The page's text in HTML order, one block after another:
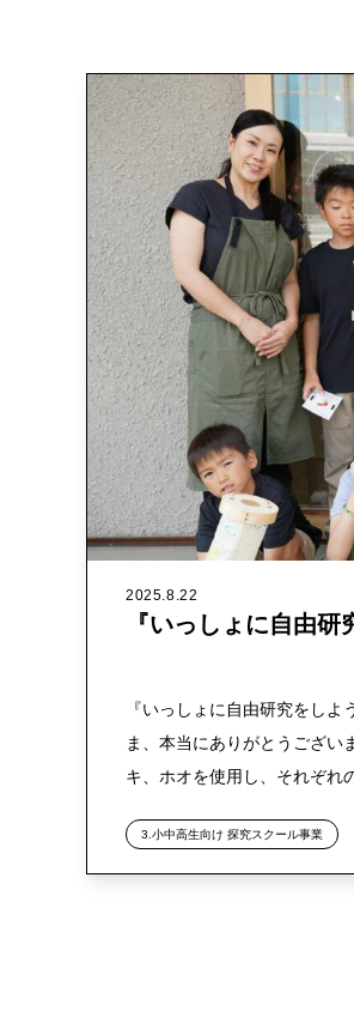
2025.8.22
『いっしょに自由
『いっしょに自由研究をし
ま、本当にありがとうござい
キ、ホオを使用し、それぞ
3.小中高生向け 探究スクール事業